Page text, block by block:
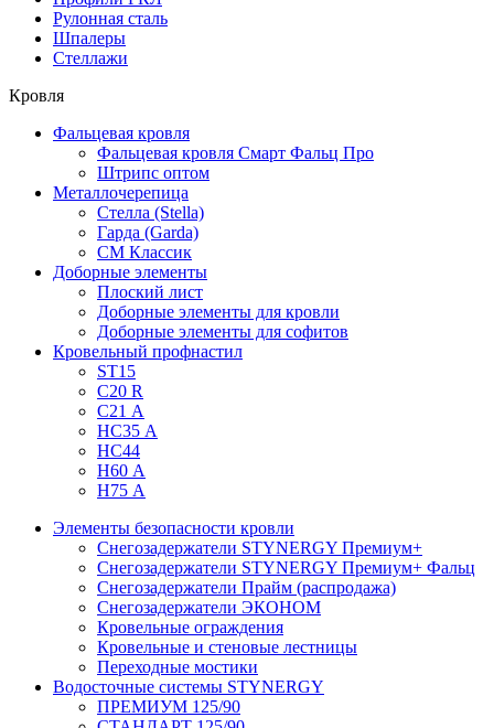
Рулонная сталь
Шпалеры
Стеллажи
Кровля
Фальцевая кровля
Фальцевая кровля Смарт Фальц Про
Штрипс оптом
Металлочерепица
Стелла (Stella)
Гарда (Garda)
СМ Классик
Доборные элементы
Плоский лист
Доборные элементы для кровли
Доборные элементы для софитов
Кровельный профнастил
ST15
С20 R
C21 А
НС35 А
НС44
Н60 А
Н75 А
Элементы безопасности кровли
Снегозадержатели STYNERGY Премиум+
Снегозадержатели STYNERGY Премиум+ Фальц
Снегозадержатели Прайм (распродажа)
Снегозадержатели ЭКОНОМ
Кровельные ограждения
Кровельные и стеновые лестницы
Переходные мостики
Водосточные системы STYNERGY
ПРЕМИУМ 125/90